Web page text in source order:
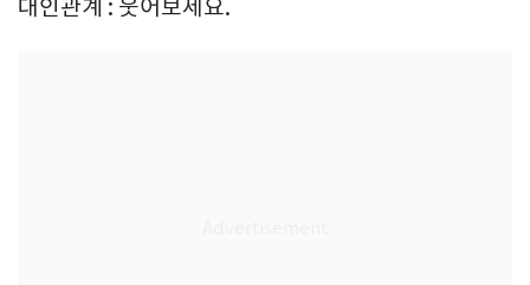
대인관계 : 웃어보세요.